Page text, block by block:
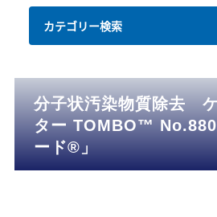
カテゴリー検索
分子状汚染物質除去
ター TOMBO™
ード®」